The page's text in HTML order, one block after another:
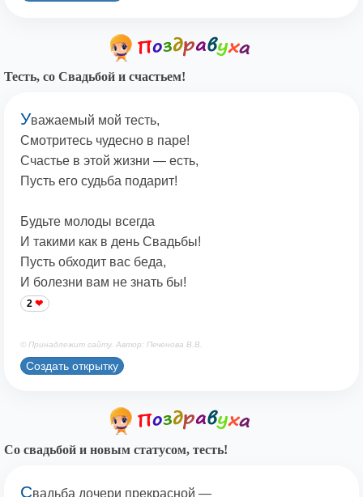
Тесть, со Свадьбой и счастьем!
Уважаемый мой тесть,
Смотритесь чудесно в паре!
Счастье в этой жизни — есть,
Пусть его судьба подарит!
Будьте молоды всегда
И такими как в день Свадьбы!
Пусть обходит вас беда,
И болезни вам не знать бы!
2
© Принадлежит сайту. Автор: Печенова В.В.
Создать открытку
Со свадьбой и новым статусом, тесть!
Свадьба дочери прекрасной —